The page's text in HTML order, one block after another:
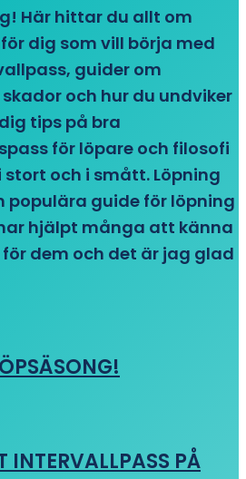
Här hittar du allt om
dig som vill börja med
guider om
och hur du undviker
tips på bra
för löpare och filosofi
stort och i smått. Löpning
populära guide för löpning
hjälpt många att känna
dem och det är jag glad
INTERVALLPASS PÅ